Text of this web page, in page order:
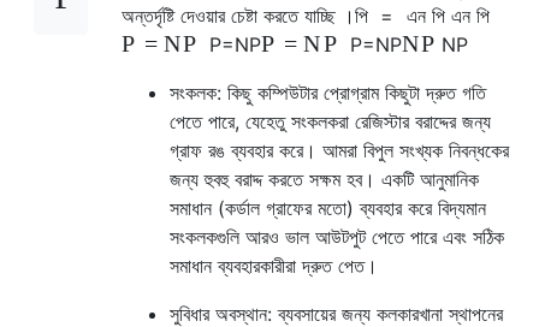
অন্তর্দৃষ্টি দেওয়ার চেষ্টা করতে যাচ্ছি । পি = এন পি এন পি
P = NP P=NPP = NP P=NPNP NP
সংকলক: কিছু কম্পিউটার প্রোগ্রাম কিছুটা দ্রুত গতি
পেতে পারে, যেহেতু সংকলকরা রেজিস্টার বরাদ্দের জন্য
গ্রাফ রঙ ব্যবহার করে। আমরা বিপুল সংখ্যক নিবন্ধকের
জন্য হুবহু বরাদ্দ করতে সক্ষম হব। একটি আনুমানিক
সমাধান (কর্ডাল গ্রাফের মতো) ব্যবহার করে বিদ্যমান
সংকলকগুলি আরও ভাল আউটপুট পেতে পারে এবং সঠিক
সমাধান ব্যবহারকারীরা দ্রুত পেত।
সুবিধার অবস্থান: ব্যবসায়ের জন্য কলকারখানা স্থাপনের